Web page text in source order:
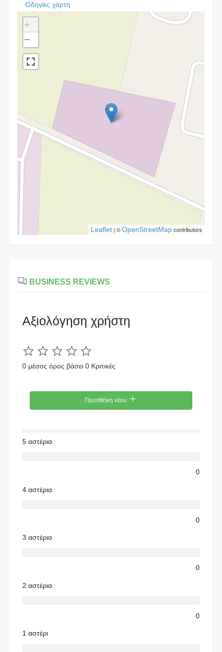
Οδηγίες χάρτη
+
−
Leaflet | ©OpenStreetMapcontributors
BUSINESS REVIEWS
Αξιολόγηση χρήστη
0 μέσος όρος βάσει 0 Κριτικές
Προσθήκη νέου
5 αστέρια
0
4 αστέρια
0
3 αστέρια
0
2 αστέρια
0
1 αστέρι